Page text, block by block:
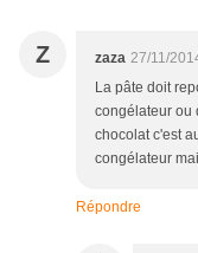
Z zaza 27/11/
La pâte doit
congélateur ou
chocolat c'est
congélateur
Répondre